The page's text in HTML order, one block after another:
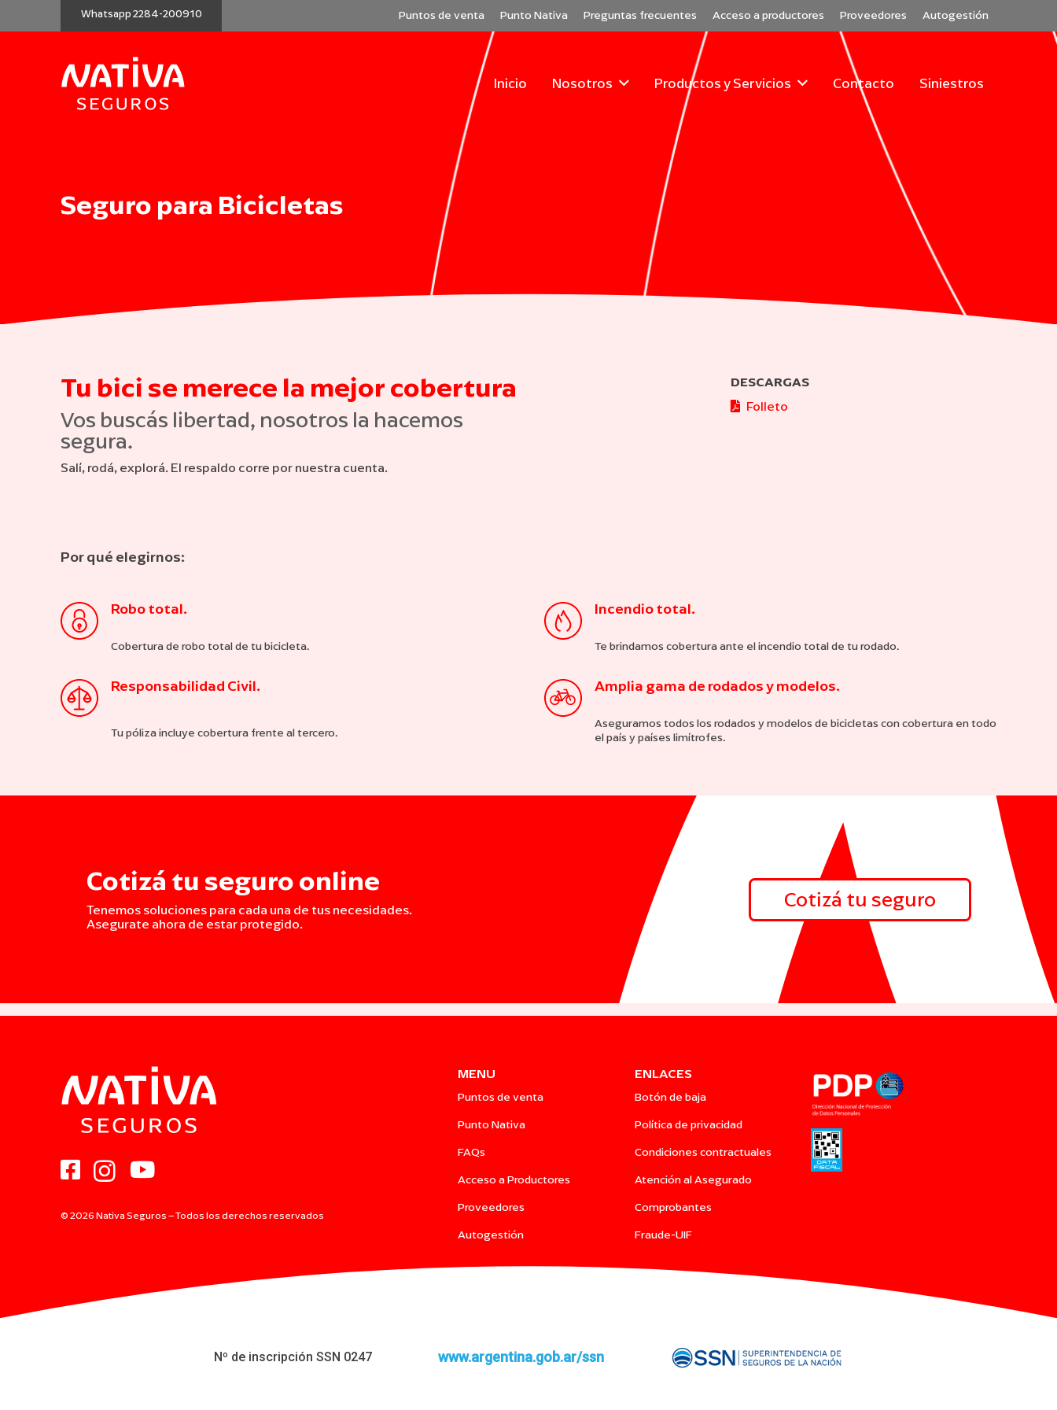
Whatsapp 2284-200910 Puntos de venta Punto Nativa Preguntas frecuentes Acceso a productores Proveedores Autogestión
Inicio Nosotros Productos y Servicios Contacto Siniestros
Seguro para Bicicletas
Tu bici se merece la mejor cobertura
Vos buscás libertad, nosotros la hacemos
segura.
Salí, rodá, explorá. El respaldo corre por nuestra cuenta.
DESCARGAS
Folleto
Por qué elegirnos:
Robo total.
Cobertura de robo total de tu bicicleta.
Incendio total.
Te brindamos cobertura ante el incendio total de tu rodado.
Responsabilidad Civil.
Tu póliza incluye cobertura frente al tercero.
Amplia gama de rodados y modelos.
Aseguramos todos los rodados y modelos de bicicletas con cobertura en todo
el país y países limítrofes.
Cotizá tu seguro online
Tenemos soluciones para cada una de tus necesidades.
Asegurate ahora de estar protegido.
Cotizá tu seguro
© 2026 Nativa Seguros – Todos los derechos reservados
MENU
Puntos de venta
Punto Nativa
FAQs
Acceso a Productores
Proveedores
Autogestión
ENLACES
Botón de baja
Política de privacidad
Condiciones contractuales
Atención al Asegurado
Comprobantes
Fraude-UIF
Nº de inscripción SSN 0247 www.argentina.gob.ar/ssn